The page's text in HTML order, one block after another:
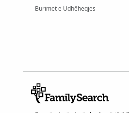
Burimet e Udhëheqjes